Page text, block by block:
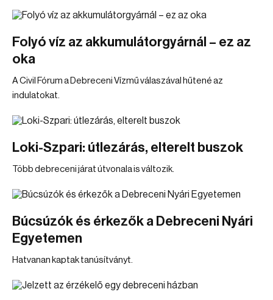
Folyó víz az akkumulátorgyárnál – ez az
oka
A Civil Fórum a Debreceni Vízmű válaszával hűtené az
indulatokat.
Loki-Szpari: útlezárás, elterelt buszok
Több debreceni járat útvonala is változik.
Búcsúzók és érkezők a Debreceni Nyári
Egyetemen
Hatvanan kaptak tanúsítványt.